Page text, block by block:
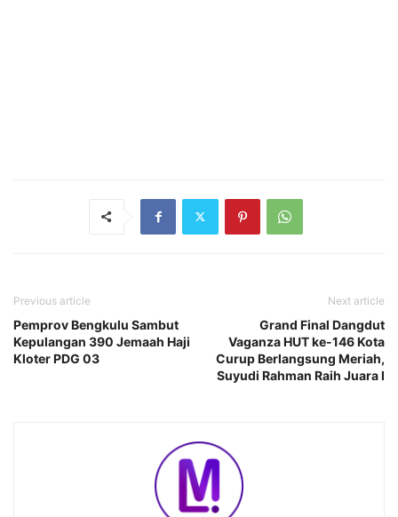
Previous article
Pemprov Bengkulu Sambut
Kepulangan 390 Jemaah Haji
Kloter PDG 03
Next article
Grand Final Dangdut
Vaganza HUT ke-146 Kota
Curup Berlangsung Meriah,
Suyudi Rahman Raih Juara I